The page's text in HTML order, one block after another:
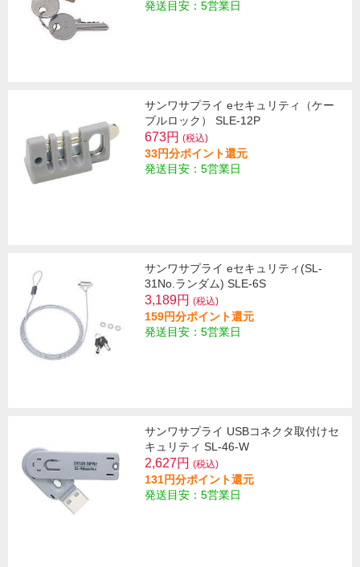
発送目安：5営業日
サンワサプライ eセキュリティ（ケー
ブルロック） SLE-12P
673円 (税込)
33円分ポイント還元
発送目安：5営業日
サンワサプライ eセキュリティ(SL-
31No.ランダム) SLE-6S
3,189円 (税込)
159円分ポイント還元
発送目安：5営業日
サンワサプライ USBコネクタ取付けセ
キュリティ SL-46-W
2,627円 (税込)
131円分ポイント還元
発送目安：5営業日